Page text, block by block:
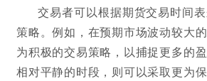
交易者可以根据期货交易时间
策略。例如，在预期市场波动较大
为积极的交易策略，以捕捉更多的
相对平静的时段，则可以采取更为